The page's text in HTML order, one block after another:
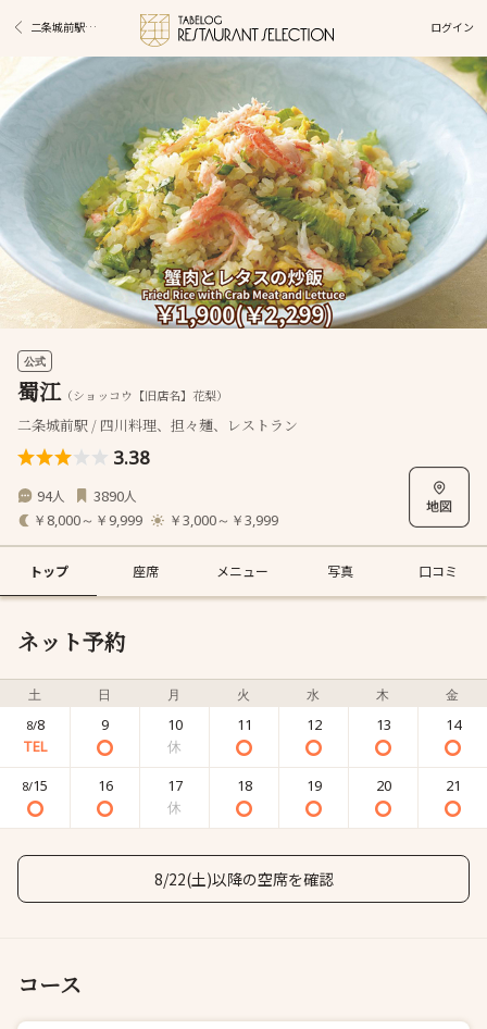
二条城前駅グルメ ログイン
公式
蜀江 （ショッコウ【旧店名】花梨）
二条城前駅 / 四川料理、担々麺、レストラン
3.38
94人 3890人
￥8,000～￥9,999 ￥3,000～￥3,999
トップ 座席 メニュー 写真 口コミ
ネット予約
土 日 月 火 水 木 金
8/8 9 10 11 12 13 14
8/15 16 17 18 19 20 21
8/22(土)以降の空席を確認
コース